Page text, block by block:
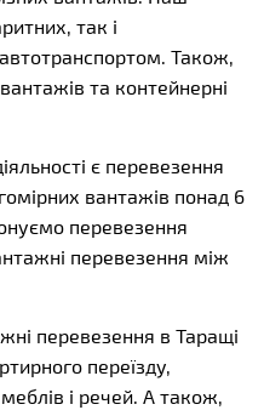
так і
Також,
та контейнерні
є перевезення
вантажів понад 6
перевезення
перевезення між
перевезення в Таращі
переїзду,
і речей. А також,